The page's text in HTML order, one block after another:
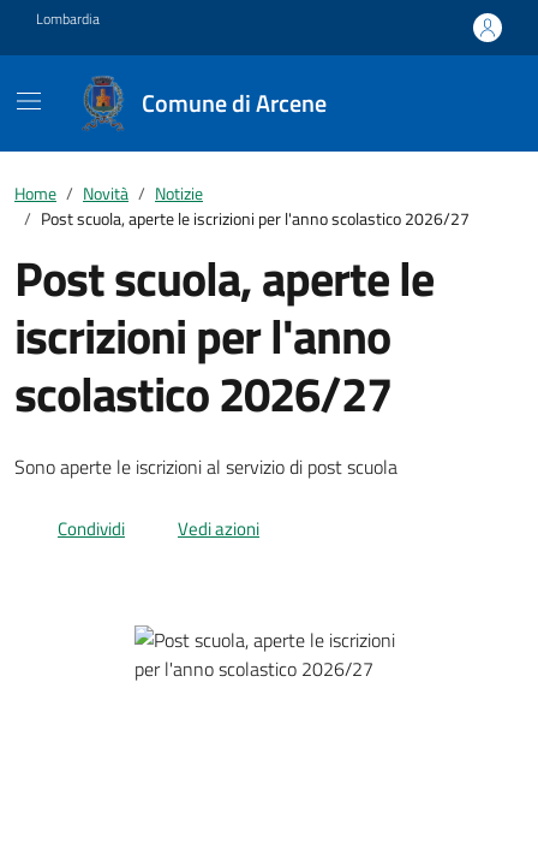
Vai ai contenuti
Vai al footer
Lombardia
Comune di Arcene
Home Novità
Notizie
Post scuola, aperte le iscrizioni per l'anno scolastico 2026/27
Post scuola, aperte le
iscrizioni per l'anno
scolastico 2026/27
Sono aperte le iscrizioni al servizio di post scuola
Condividi Vedi azioni